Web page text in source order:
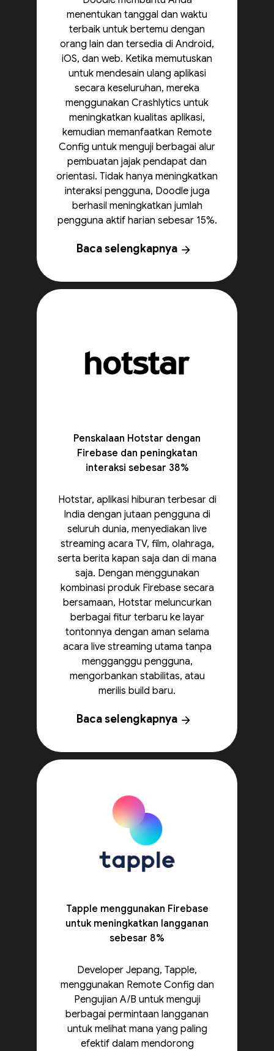
menentukan tanggal dan waktu
terbaik untuk bertemu dengan
orang lain dan tersedia di Android,
iOS, dan web. Ketika memutuskan
untuk mendesain ulang aplikasi
secara keseluruhan, mereka
menggunakan Crashlytics untuk
meningkatkan kualitas aplikasi,
kemudian memanfaatkan Remote
Config untuk menguji berbagai alur
pembuatan jajak pendapat dan
orientasi. Tidak hanya meningkatkan
interaksi pengguna, Doodle juga
berhasil meningkatkan jumlah
pengguna aktif harian sebesar 15%.
Baca selengkapnya arrow_forward
Penskalaan Hotstar dengan
Firebase dan peningkatan
interaksi sebesar 38%
Hotstar, aplikasi hiburan terbesar di
India dengan jutaan pengguna di
seluruh dunia, menyediakan live
streaming acara TV, film, olahraga,
serta berita kapan saja dan di mana
saja. Dengan menggunakan
kombinasi produk Firebase secara
bersamaan, Hotstar meluncurkan
berbagai fitur terbaru ke layar
tontonnya dengan aman selama
acara live streaming utama tanpa
mengganggu pengguna,
mengorbankan stabilitas, atau
merilis build baru.
Baca selengkapnya arrow_forward
Tapple menggunakan Firebase
untuk meningkatkan langganan
sebesar 8%
Developer Jepang, Tapple,
menggunakan Remote Config dan
Pengujian A/B untuk menguji
berbagai permintaan langganan
untuk melihat mana yang paling
efektif dalam mendorong